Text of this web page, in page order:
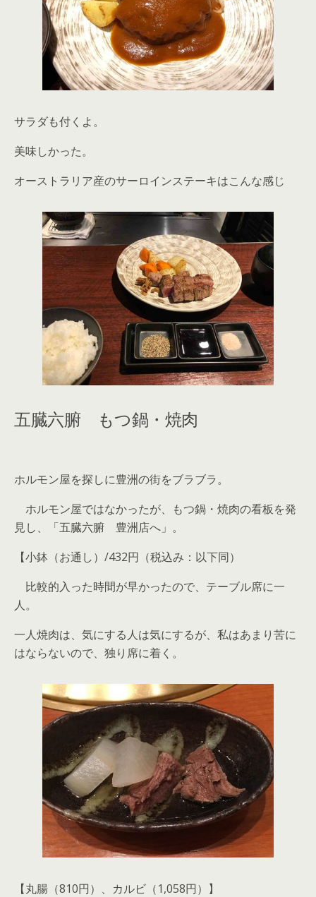
サラダも付くよ。
美味しかった。
オーストラリア産のサーロインステーキはこんな感じ
五臓六腑 もつ鍋・焼肉
ホルモン屋を探しに豊洲の街をブラブラ。
ホルモン屋ではなかったが、もつ鍋・焼肉の看板を発
見し、「五臓六腑 豊洲店へ」。
【小鉢（お通し）/432円（税込み：以下同）
比較的入った時間が早かったので、テーブル席に一
人。
一人焼肉は、気にする人は気にするが、私はあまり苦に
はならないので、独り席に着く。
【丸腸（810円）、カルビ（1,058円）】